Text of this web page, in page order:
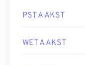
PST A AKST
WET A AKST